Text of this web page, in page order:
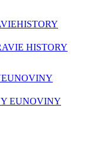
HISTORY
HISTORY
EUNOVINY
EUNOVINY